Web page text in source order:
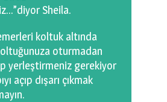
Sheila.
koltuk altında
oturmadan
yerleştirmeniz gerekiyor
açıp dışarı çıkmak